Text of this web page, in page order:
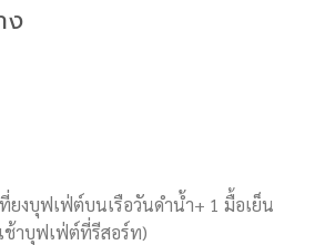
ง
ยงบุฟเฟ่ต์บนเรือวันดำน้ำ+ 1 มื้อเย็น
ช้าบุฟเฟ่ต์ที่รีสอร์ท)